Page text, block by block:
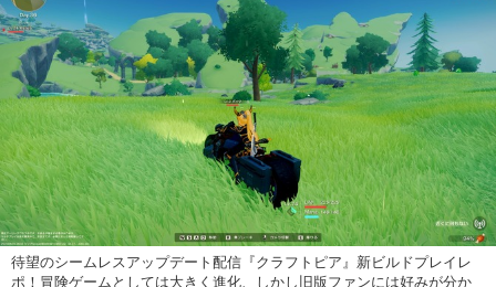
待望のシームレスアップデート配信『クラフトピア』新ビルドプレイレ
ポ！冒険ゲームとしては大きく進化、しかし旧版ファンには好みが分か